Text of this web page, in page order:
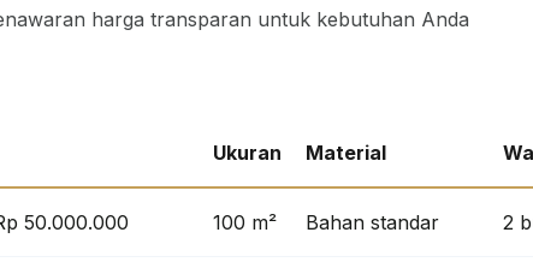
harga transparan untuk kebutuhan Anda
Ukuran Material
50.000.000 100 m² Bahan standar 2